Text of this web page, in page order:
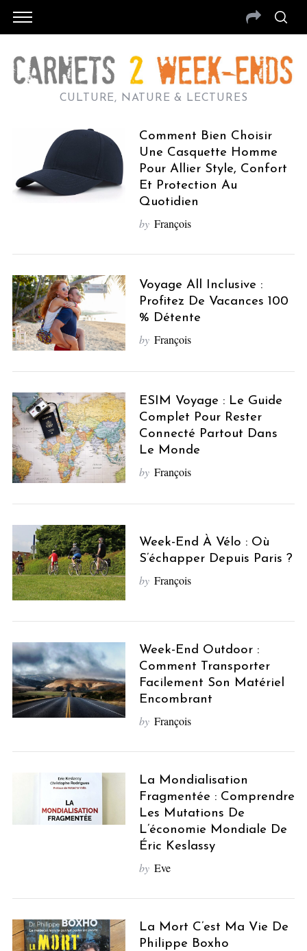
CULTURE, NATURE & LECTURES
Comment Bien Choisir
Une Casquette Homme
Pour Allier Style, Confort
Et Protection Au
Quotidien
by François
Voyage All Inclusive :
Profitez De Vacances 100
% Détente
by François
ESIM Voyage : Le Guide
Complet Pour Rester
Connecté Partout Dans
Le Monde
by François
Week-End À Vélo : Où
S’échapper Depuis Paris ?
by François
Week-End Outdoor :
Comment Transporter
Facilement Son Matériel
Encombrant
by François
La Mondialisation
Fragmentée : Comprendre
Les Mutations De
L’économie Mondiale De
Éric Keslassy
by Eve
La Mort C’est Ma Vie De
Philippe Boxho